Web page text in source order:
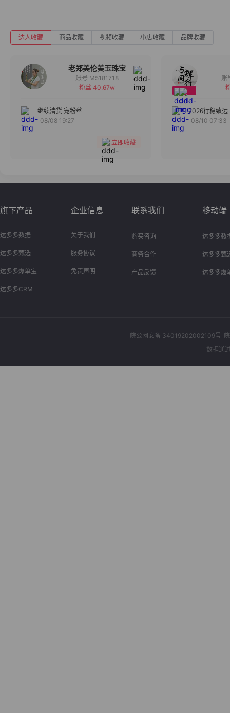
达人收藏 商品收藏 视频收藏 小店收藏 品牌收藏
老郑美伦美玉珠宝
备注
账号 M5181718
粉丝 40.67w
继续清货 宠粉丝
08/08 19:27
立即收藏
2026行稳致远
08/10 07:33
旗下产品
达多多数据
达多多甄选
达多多爆单宝
达多多CRM
企业信息
关于我们
服务协议
免责声明
联系我们
购买咨询
商务合作
产品反馈
移动端
达多多数
达多多甄
达多多爆
皖公网安备 34019202002109号
数据通